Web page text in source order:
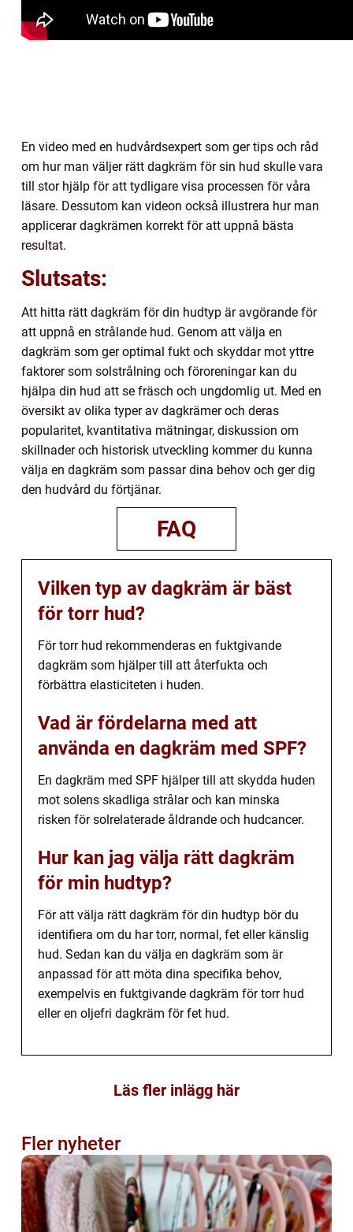
En video med en hudvårdsexpert som ger tips och råd
om hur man väljer rätt dagkräm för sin hud skulle vara
till stor hjälp för att tydligare visa processen för våra
läsare. Dessutom kan videon också illustrera hur man
applicerar dagkrämen korrekt för att uppnå bästa
resultat.
Slutsats:
Att hitta rätt dagkräm för din hudtyp är avgörande för
att uppnå en strålande hud. Genom att välja en
dagkräm som ger optimal fukt och skyddar mot yttre
faktorer som solstrålning och föroreningar kan du
hjälpa din hud att se fräsch och ungdomlig ut. Med en
översikt av olika typer av dagkrämer och deras
popularitet, kvantitativa mätningar, diskussion om
skillnader och historisk utveckling kommer du kunna
välja en dagkräm som passar dina behov och ger dig
den hudvård du förtjänar.
FAQ
Vilken typ av dagkräm är bäst
för torr hud?
För torr hud rekommenderas en fuktgivande
dagkräm som hjälper till att återfukta och
förbättra elasticiteten i huden.
Vad är fördelarna med att
använda en dagkräm med SPF?
En dagkräm med SPF hjälper till att skydda huden
mot solens skadliga strålar och kan minska
risken för solrelaterade åldrande och hudcancer.
Hur kan jag välja rätt dagkräm
för min hudtyp?
För att välja rätt dagkräm för din hudtyp bör du
identifiera om du har torr, normal, fet eller känslig
hud. Sedan kan du välja en dagkräm som är
anpassad för att möta dina specifika behov,
exempelvis en fuktgivande dagkräm för torr hud
eller en oljefri dagkräm för fet hud.
Läs fler inlägg här
Fler nyheter